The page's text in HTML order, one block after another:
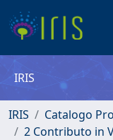
IRIS
IRIS
Catalogo
2 Contributo in